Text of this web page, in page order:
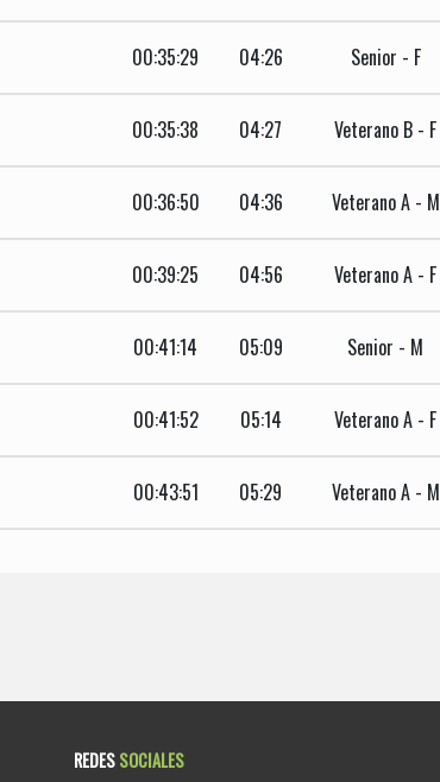
00:35:29 04:26 Senior - F
00:35:38 04:27 Veterano B - F
00:36:50 04:36 Veterano A - M
00:39:25 04:56 Veterano A - F
00:41:14 05:09 Senior - M
00:41:52 05:14 Veterano A - F
00:43:51 05:29 Veterano A - M
REDESSOCIALES